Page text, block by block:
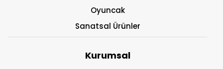
Oyuncak
Sanatsal Ürünler
Kurumsal